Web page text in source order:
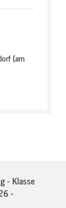
(am
- Klasse
-